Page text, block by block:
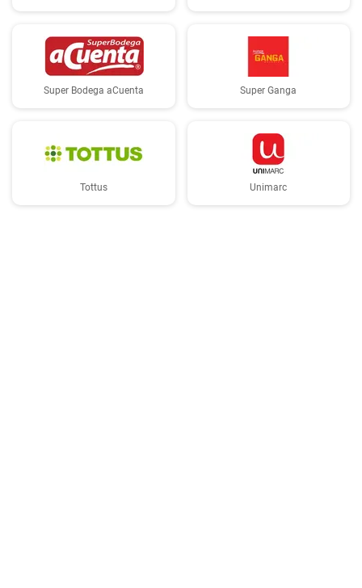
Super Bodega aCuenta Super Ganga
Tottus Unimarc